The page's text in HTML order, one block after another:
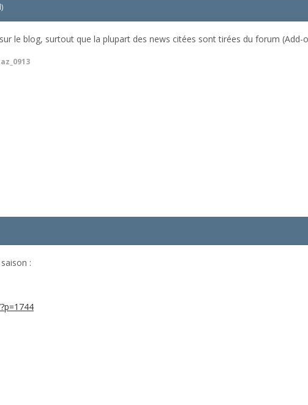
sur le blog, surtout que la plupart des news citées sont tirées du forum (Add-
: